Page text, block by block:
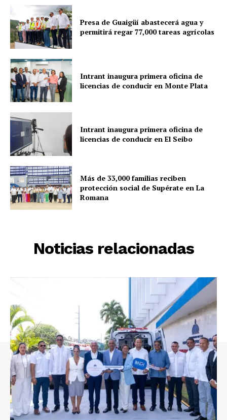
Presa de Guaigüí abastecerá agua y
permitirá regar 77,000 tareas agrícolas
Intrant inaugura primera oficina de
licencias de conducir en Monte Plata
Intrant inaugura primera oficina de
licencias de conducir en El Seibo
Más de 33,000 familias reciben
protección social de Supérate en La
Romana
Noticias relacionadas